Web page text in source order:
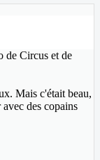
de Circus et de
Mais c'était beau,
des copains